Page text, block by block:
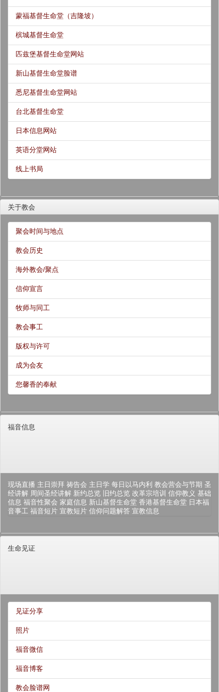
蒙福基督生命堂（吉隆坡）
槟城基督生命堂
匹兹堡基督生命堂网站
新山基督生命堂脸谱
悉尼基督生命堂网站
台北基督生命堂
日本信息网站
英语分堂网站
线上书局
关于教会
聚会时间与地点
教会历史
海外教会/聚点
信仰宣言
牧师与同工
教会事工
版权与许可
成为会友
您馨香的奉献
福音信息
现场直播 主日崇拜 祷告会 主日学 每日以马内利 教会营会与节期 圣
经讲解 周间圣经讲解 新约总览 旧约总览 改革宗培训 信仰教义 基础
信息 福音性聚会 家庭信息 新山基督生命堂 香港基督生命堂 日本福
音事工 福音短片 宣教短片 信仰问题解答 宣教信息
生命见证
见证分享
照片
福音微信
福音博客
教会脸谱网